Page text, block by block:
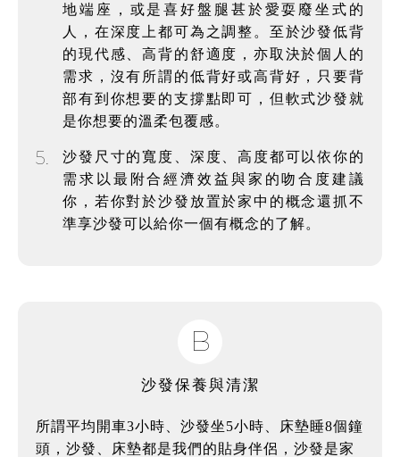
地端座，或是喜好盤腿甚於愛耍廢坐式的
人，在深度上都可為之調整。至於沙發低背
的現代感、高背的舒適度，亦取決於個人的
需求，沒有所謂的低背好或高背好，只要背
部有到你想要的支撐點即可，但軟式沙發就
是你想要的溫柔包覆感。
5.
沙發尺寸的寬度、深度、高度都可以依你的
需求以最附合經濟效益與家的吻合度建議
你，若你對於沙發放置於家中的概念還抓不
準享沙發可以給你一個有概念的了解。
B
沙發保養與清潔
所謂平均開車3小時、沙發坐5小時、床墊睡8個鐘
頭，沙發、床墊都是我們的貼身伴侶，沙發是家